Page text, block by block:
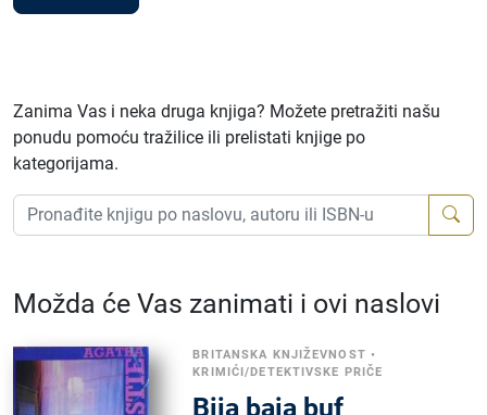
Zanima Vas i neka druga knjiga? Možete pretražiti našu
ponudu pomoću tražilice ili prelistati knjige po
kategorijama.
Možda će Vas zanimati i ovi naslovi
BRITANSKA KNJIŽEVNOST •
KRIMIĆI/DETEKTIVSKE PRIČE
Bija baja buf